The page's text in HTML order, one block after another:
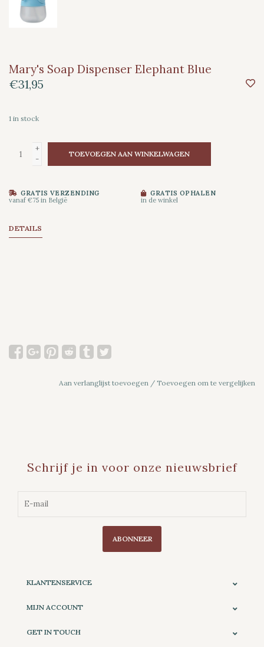
Mary's Soap Dispenser Elephant Blue
€31,95
1 in stock
+
-
TOEVOEGEN AAN WINKELWAGEN
GRATIS VERZENDING
vanaf €75 in België
GRATIS OPHALEN
in de winkel
DETAILS
Aan verlanglijst toevoegen / Toevoegen om te vergelijken
Schrijf je in voor onze nieuwsbrief
ABONNEER
KLANTENSERVICE
MIJN ACCOUNT
GET IN TOUCH